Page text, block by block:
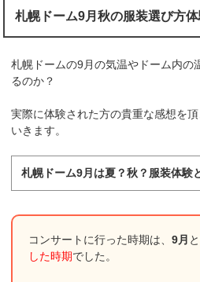
札幌ドーム9月秋の服装選び方
札幌ドームの9月の気温やドーム内の
るのか？
実際に体験された方の貴重な感想を
いきます。
札幌ドーム9月は夏？秋？服装体験
コンサートに行った時期は、9月
した時期でした。